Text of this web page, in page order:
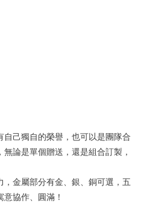
己獨自的榮譽，也可以是團隊合
論是單個贈送，還是組合訂製，
金屬部分有金、銀、銅可選，五
協作、圓滿！